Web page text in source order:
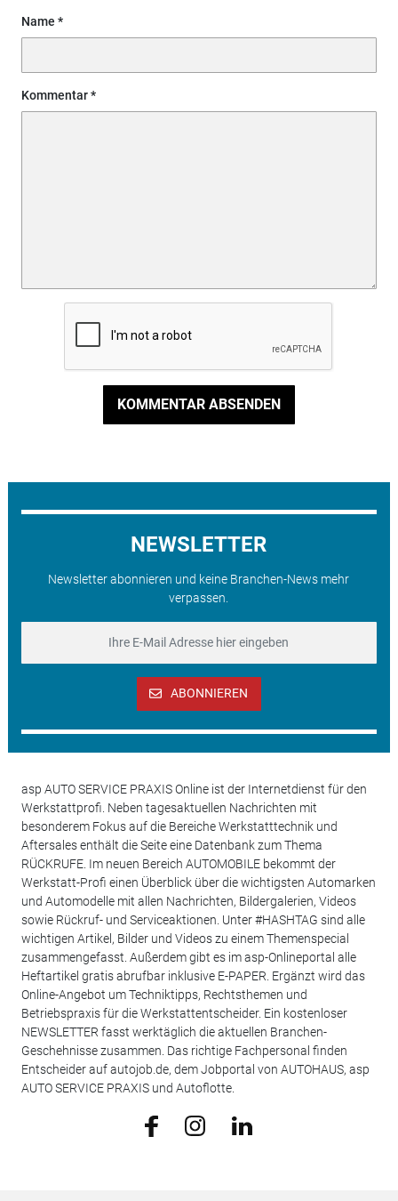
Name
Kommentar
KOMMENTAR ABSENDEN
NEWSLETTER
Newsletter abonnieren und keine Branchen-News mehr
verpassen.
ABONNIEREN
asp AUTO SERVICE PRAXIS Online ist der Internetdienst für den
Werkstattprofi. Neben tagesaktuellen Nachrichten mit
besonderem Fokus auf die Bereiche Werkstatttechnik und
Aftersales enthält die Seite eine Datenbank zum Thema
RÜCKRUFE. Im neuen Bereich AUTOMOBILE bekommt der
Werkstatt-Profi einen Überblick über die wichtigsten Automarken
und Automodelle mit allen Nachrichten, Bildergalerien, Videos
sowie Rückruf- und Serviceaktionen. Unter #HASHTAG sind alle
wichtigen Artikel, Bilder und Videos zu einem Themenspecial
zusammengefasst. Außerdem gibt es im asp-Onlineportal alle
Heftartikel gratis abrufbar inklusive E-PAPER. Ergänzt wird das
Online-Angebot um Techniktipps, Rechtsthemen und
Betriebspraxis für die Werkstattentscheider. Ein kostenloser
NEWSLETTER fasst werktäglich die aktuellen Branchen-
Geschehnisse zusammen. Das richtige Fachpersonal finden
Entscheider auf autojob.de, dem Jobportal von AUTOHAUS, asp
AUTO SERVICE PRAXIS und Autoflotte.